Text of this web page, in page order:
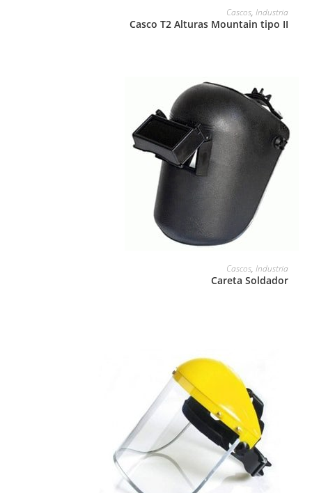
Cascos,Industria
Casco T2 Alturas Mountain tipo II
Cascos,Industria
Careta Soldador